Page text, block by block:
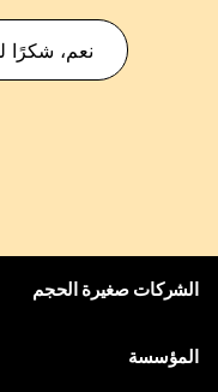
نعم، شكرًا
الشركات صغيرة الحجم
المؤسسة